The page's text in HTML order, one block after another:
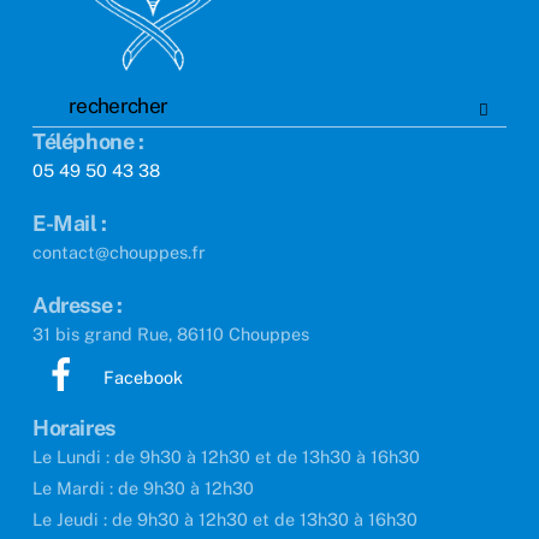
Téléphone :
05 49 50 43 38
E-Mail :
contact@chouppes.fr
Adresse :
31 bis grand Rue, 86110 Chouppes
Facebook
Horaires
Le Lundi : de 9h30 à 12h30 et de 13h30 à 16h30
Le Mardi : de 9h30 à 12h30
Le Jeudi : de 9h30 à 12h30 et de 13h30 à 16h30